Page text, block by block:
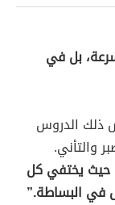
بل في
ذلك الدروس
والتأني.
حيث يختفي كل
في البساطة.”